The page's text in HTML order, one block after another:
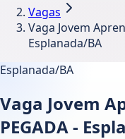
Vagas
Vaga Jovem
Esplanada/BA
Esplanada/BA
Vaga Jovem
PEGADA -